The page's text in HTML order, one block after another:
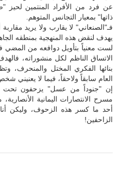
عن فرد من الأفراد المنتمين لحيز
ذاتها" بمعيار التجانس المتوهم.
فـ"الصنعاني" لا يقارب ولا يريد
يهدف لنقض هذه المنهجية بمنطقه
‏لست معنياً بتأويل دوافعه من المضي
الاتساق الناظم لكل منشوراته،
بنائها الفكري المختل والمنحرف،
العام سابقاً ولاحقاً، فيما لا يعنيني
‏إن "جنوداً من عسل" يزحفون تحت
مسرح الانتصارات اليمانية
أحد ما كسر هذه الزحوف، وليكن
الزاحفين!